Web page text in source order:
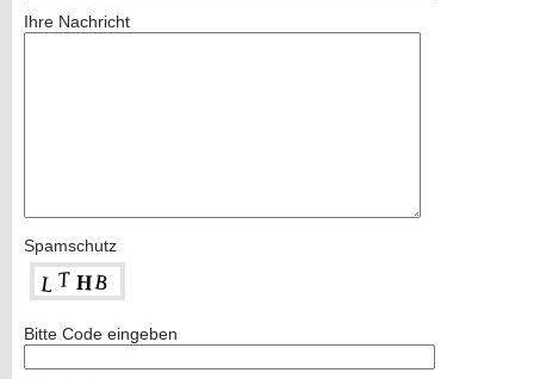
Ihre Nachricht
Spamschutz
Bitte Code eingeben